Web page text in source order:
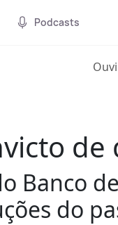
Podcasts
Banco
do